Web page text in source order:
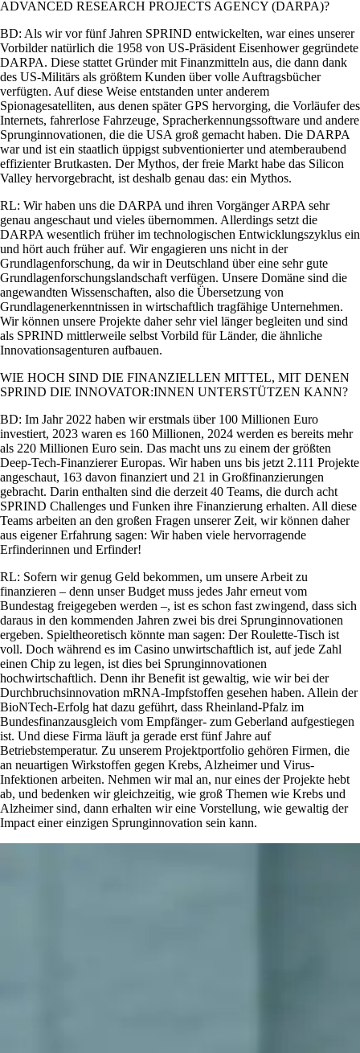
ADVANCED RESEARCH PROJECTS AGENCY (DARPA)?
BD: Als wir vor fünf Jahren SPRIND entwickelten, war eines unserer
Vorbilder natürlich die 1958 von US-Präsident Eisenhower gegründete
DARPA. Diese stattet Gründer mit Finanzmitteln aus, die dann dank
des US-Militärs als größtem Kunden über volle Auftragsbücher
verfügten. Auf diese Weise entstanden unter anderem
Spionagesatelliten, aus denen später GPS hervorging, die Vorläufer des
Internets, fahrerlose Fahrzeuge, Spracherkennungssoftware und andere
Sprunginnovationen, die die USA groß gemacht haben. Die DARPA
war und ist ein staatlich üppigst subventionierter und atemberaubend
effizienter Brutkasten. Der Mythos, der freie Markt habe das Silicon
Valley hervorgebracht, ist deshalb genau das: ein Mythos.
RL: Wir haben uns die DARPA und ihren Vorgänger ARPA sehr
genau angeschaut und vieles übernommen. Allerdings setzt die
DARPA wesentlich früher im technologischen Entwicklungszyklus ein
und hört auch früher auf. Wir engagieren uns nicht in der
Grundlagenforschung, da wir in Deutschland über eine sehr gute
Grundlagenforschungslandschaft verfügen. Unsere Domäne sind die
angewandten Wissenschaften, also die Übersetzung von
Grundlagenerkenntnissen in wirtschaftlich tragfähige Unternehmen.
Wir können unsere Projekte daher sehr viel länger begleiten und sind
als SPRIND mittlerweile selbst Vorbild für Länder, die ähnliche
Innovationsagenturen aufbauen.
WIE HOCH SIND DIE FINANZIELLEN MITTEL, MIT DENEN
SPRIND DIE INNOVATOR:INNEN UNTERSTÜTZEN KANN?
BD: Im Jahr 2022 haben wir erstmals über 100 Millionen Euro
investiert, 2023 waren es 160 Millionen, 2024 werden es bereits mehr
als 220 Millionen Euro sein. Das macht uns zu einem der größten
Deep-Tech-Finanzierer Europas. Wir haben uns bis jetzt 2.111 Projekte
angeschaut, 163 davon finanziert und 21 in Großfinanzierungen
gebracht. Darin enthalten sind die derzeit 40 Teams, die durch acht
SPRIND Challenges und Funken ihre Finanzierung erhalten. All diese
Teams arbeiten an den großen Fragen unserer Zeit, wir können daher
aus eigener Erfahrung sagen: Wir haben viele hervorragende
Erfinderinnen und Erfinder!
RL: Sofern wir genug Geld bekommen, um unsere Arbeit zu
finanzieren – denn unser Budget muss jedes Jahr erneut vom
Bundestag freigegeben werden –, ist es schon fast zwingend, dass sich
daraus in den kommenden Jahren zwei bis drei Sprunginnovationen
ergeben. Spieltheoretisch könnte man sagen: Der Roulette-Tisch ist
voll. Doch während es im Casino unwirtschaftlich ist, auf jede Zahl
einen Chip zu legen, ist dies bei Sprunginnovationen
hochwirtschaftlich. Denn ihr Benefit ist gewaltig, wie wir bei der
Durchbruchsinnovation mRNA-Impfstoffen gesehen haben. Allein der
BioNTech-Erfolg hat dazu geführt, dass Rheinland-Pfalz im
Bundesfinanzausgleich vom Empfänger- zum Geberland aufgestiegen
ist. Und diese Firma läuft ja gerade erst fünf Jahre auf
Betriebstemperatur. Zu unserem Projektportfolio gehören Firmen, die
an neuartigen Wirkstoffen gegen Krebs, Alzheimer und Virus-
Infektionen arbeiten. Nehmen wir mal an, nur eines der Projekte hebt
ab, und bedenken wir gleichzeitig, wie groß Themen wie Krebs und
Alzheimer sind, dann erhalten wir eine Vorstellung, wie gewaltig der
Impact einer einzigen Sprunginnovation sein kann.